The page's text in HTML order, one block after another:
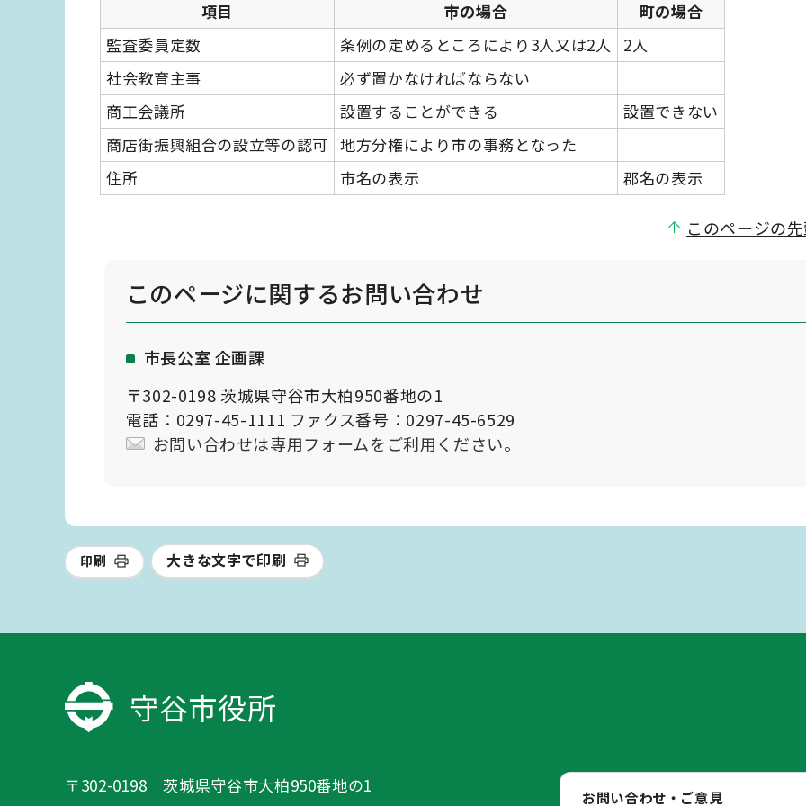
項目 市の場合
町の場合
監査委員定数
条例の定めるところにより3人又は2人
2人
社会教育主事
必ず置かなければならない
商工会議所
設置することができる
設置できない
商店街振興組合の設立等の認可 地方分権により市の事務となった
住所
市名の表示 郡名の表示
このページの
このページに関するお問い合わせ
市長公室 企画課
〒302-0198 茨城県守谷市大柏950番地の1
電話：0297-45-1111 ファクス番号：0297-45-6529
お問い合わせは専用フォームをご利用ください。
印刷 大きな文字で印刷
守谷市役所
〒302-0198 茨城県守谷市大柏950番地の1
お問い合わせ・ご意見